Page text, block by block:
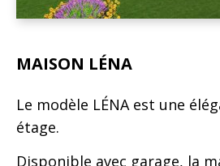
MAISON LÉNA
Le modèle LÉNA est une
étage.
Disponible avec garage, la